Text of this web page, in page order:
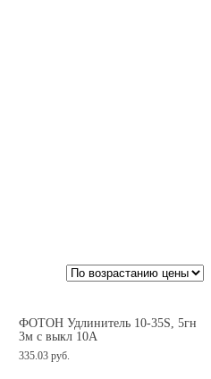
ФОТОН Удлинитель 10-35S, 5гн
3м с выкл 10А
335.03руб.